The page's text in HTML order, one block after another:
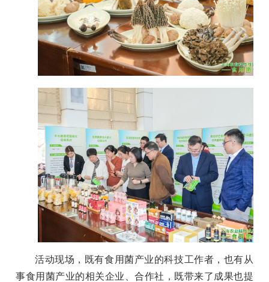
活动现场，既有食用菌产业的科技工作者，也有从
事食用菌产业的相关企业、合作社，既带来了成果也提